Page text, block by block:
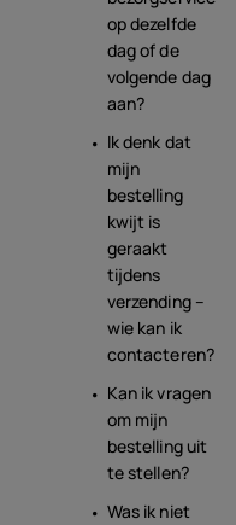
op dezelfde
dag of de
volgende dag
aan?
Ik denk dat
mijn
bestelling
kwijt is
geraakt
tijdens
verzending –
wie kan ik
contacteren?
Kan ik vragen
om mijn
bestelling uit
te stellen?
Was ik niet